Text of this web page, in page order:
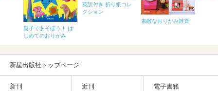
親子であそぼう！ は
じめてのおりがみ
英訳付き 折り紙コレ
クション
素敵なおりがみ雑貨
新星出版社トップページ
新刊 近刊 電子書籍